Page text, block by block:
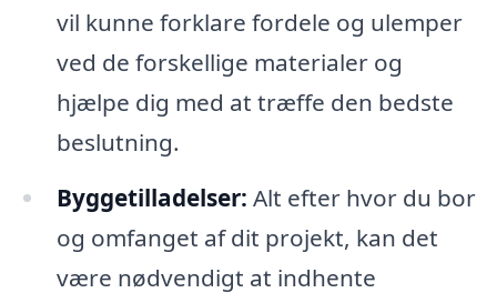
vil kunne forklare fordele og ulemper
ved de forskellige materialer og
hjælpe dig med at træffe den bedste
beslutning.
Byggetilladelser: Alt efter hvor du bor
og omfanget af dit projekt, kan det
være nødvendigt at indhente